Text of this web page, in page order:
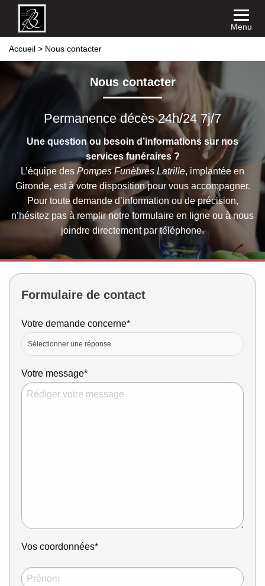
Menu
Accueil > Nous contacter
Nous contacter
Permanence décès 24h/24 7j/7
Une question ou besoin d’informations sur nos
services funéraires ?
L’équipe des Pompes Funèbres Latrille, implantée en
Gironde, est à votre disposition pour vous accompagner.
Pour toute demande d’information ou de précision,
n’hésitez pas à remplir notre formulaire en ligne ou à nous
joindre directement par téléphone.
Formulaire de contact
Votre demande concerne*
Sélectionner une réponse
Votre message*
Vos coordonnées*